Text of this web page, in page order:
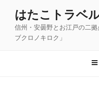
はたこトラベ
信州・安曇野とお江戸の二
ブクロノキロク」